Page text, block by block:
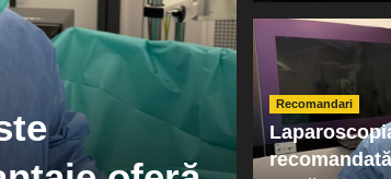
Recomandari
Cotele
nivelul
Recomandari